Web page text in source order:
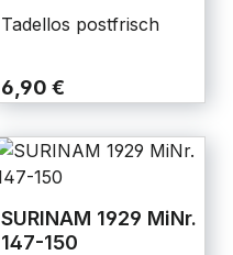
Tadellos postfrisch
6,90 €
SURINAM 1929 MiNr.
147-150